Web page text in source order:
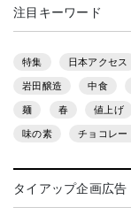
注目キーワード
特集 日本アクセス
岩田醸造 中食
麺 春 値上げ
味の素 チョコレー
タイアップ企画広告